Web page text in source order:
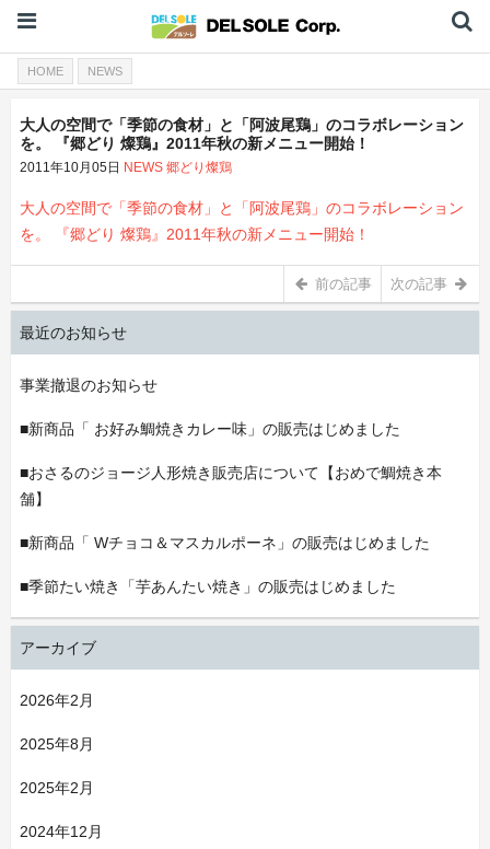
HOME NEWS
大人の空間で「季節の食材」と「阿波尾鶏」のコラボレーション
を。 『郷どり 燦鶏』2011年秋の新メニュー開始！
2011年10月05日 NEWS 郷どり燦鶏
大人の空間で「季節の食材」と「阿波尾鶏」のコラボレーション
を。 『郷どり 燦鶏』2011年秋の新メニュー開始！
前の記事 次の記事
最近のお知らせ
事業撤退のお知らせ
■新商品「 お好み鯛焼きカレー味」の販売はじめました
■おさるのジョージ人形焼き販売店について【おめで鯛焼き本
舗】
■新商品「 Wチョコ＆マスカルポーネ」の販売はじめました
■季節たい焼き「芋あんたい焼き」の販売はじめました
アーカイブ
2026年2月
2025年8月
2025年2月
2024年12月